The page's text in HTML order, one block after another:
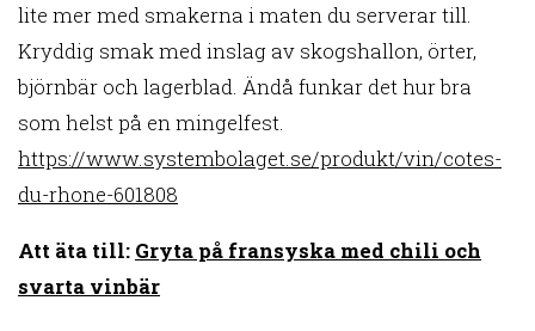
lite mer med smakerna i maten du serverar till.
Kryddig smak med inslag av skogshallon, örter,
björnbär och lagerblad. Ändå funkar det hur bra
som helst på en mingelfest.
https://www.systembolaget.se/produkt/vin/cotes-
du-rhone-601808
Att äta till: Gryta på fransyska med chili och
svarta vinbär